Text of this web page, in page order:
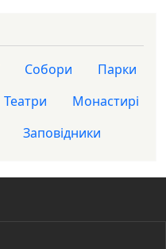
Собори
Парки
Театри
Монастирі
Заповідники